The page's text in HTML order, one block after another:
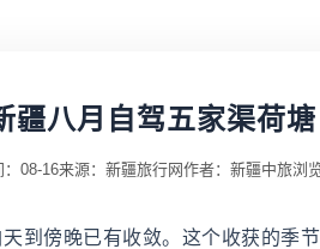
疆八月自驾五家渠荷塘
：08-16来源：新疆旅行网作者：新疆中旅浏
傍晚已有收敛。这个收获的季